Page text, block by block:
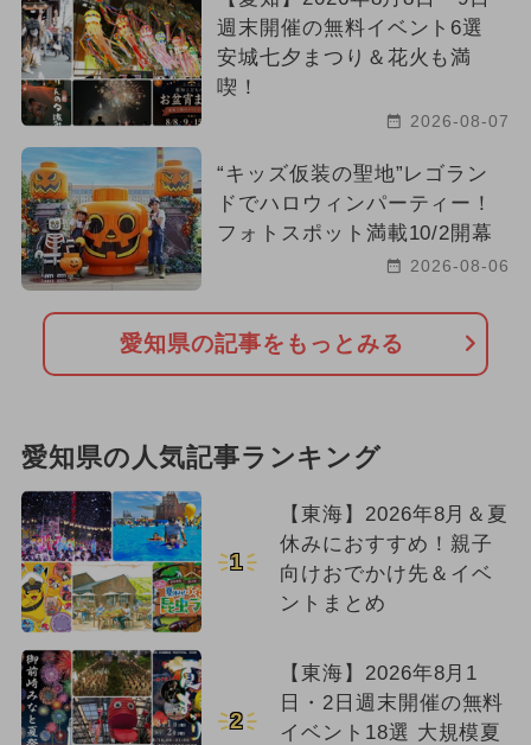
週末開催の無料イベント6選
安城七夕まつり＆花火も満
喫！
2026-08-07
“キッズ仮装の聖地”レゴラン
ドでハロウィンパーティー！
フォトスポット満載10/2開幕
2026-08-06
愛知県の記事をもっとみる
愛知県の人気記事ランキング
1
【東海】2026年8月＆夏
休みにおすすめ！親子
向けおでかけ先＆イベ
ントまとめ
2
【東海】2026年8月1
日・2日週末開催の無料
イベント18選 大規模夏